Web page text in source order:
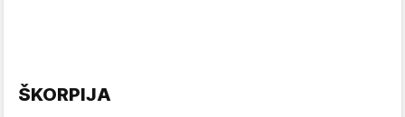
ŠKORPIJA